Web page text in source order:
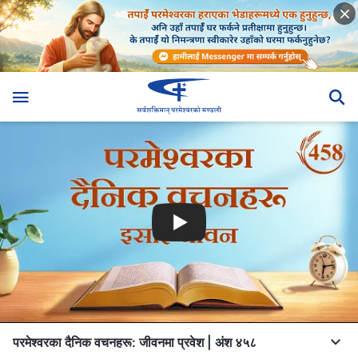
परमेश्‍वरका दैनिक वचनहरू: जीवनमा प्रवेश | अंश ४५८